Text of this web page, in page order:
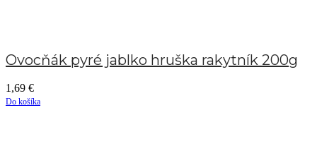
Ovocňák pyré jablko hruška rakytník 200g
1,69 €
Do košíka